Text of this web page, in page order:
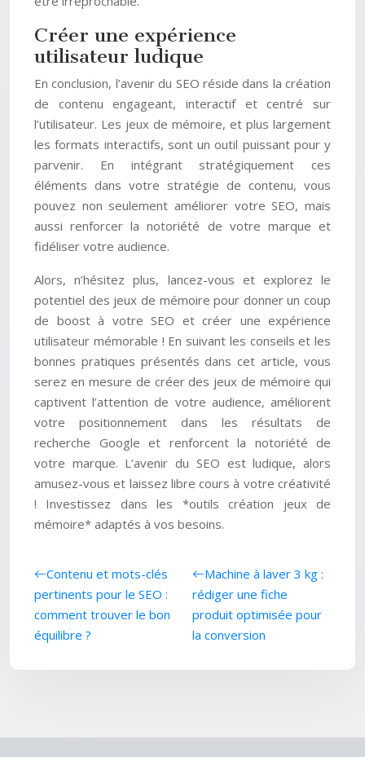
Créer une expérience
utilisateur ludique
En conclusion, l’avenir du SEO réside dans la création
de contenu engageant, interactif et centré sur
l’utilisateur. Les jeux de mémoire, et plus largement
les formats interactifs, sont un outil puissant pour y
parvenir. En intégrant stratégiquement ces
éléments dans votre stratégie de contenu, vous
pouvez non seulement améliorer votre SEO, mais
aussi renforcer la notoriété de votre marque et
fidéliser votre audience.
Alors, n’hésitez plus, lancez-vous et explorez le
potentiel des jeux de mémoire pour donner un coup
de boost à votre SEO et créer une expérience
utilisateur mémorable ! En suivant les conseils et les
bonnes pratiques présentés dans cet article, vous
serez en mesure de créer des jeux de mémoire qui
captivent l’attention de votre audience, améliorent
votre positionnement dans les résultats de
recherche Google et renforcent la notoriété de
votre marque. L’avenir du SEO est ludique, alors
amusez-vous et laissez libre cours à votre créativité
! Investissez dans les *outils création jeux de
mémoire* adaptés à vos besoins.
Contenu et mots-clés
pertinents pour le SEO :
comment trouver le bon
équilibre ?
Machine à laver 3 kg :
rédiger une fiche
produit optimisée pour
la conversion